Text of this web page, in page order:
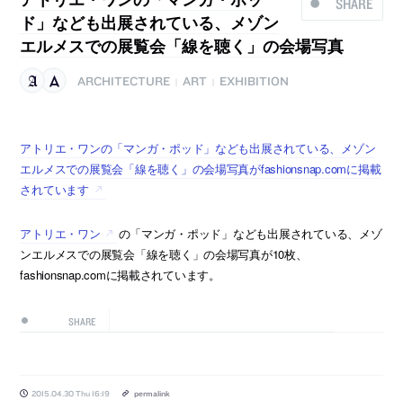
ド」なども出展されている、メゾン
エルメスでの展覧会「線を聴く」の会場写真
ARCHITECTURE ART EXHIBITION
アトリエ・ワンの「マンガ・ポッド」なども出展されている、メゾン
エルメスでの展覧会「線を聴く」の会場写真がfashionsnap.comに掲載
されています
アトリエ・ワン
の「マンガ・ポッド」なども出展されている、メゾ
ンエルメスでの展覧会「線を聴く」の会場写真が10枚、
fashionsnap.comに掲載されています。
SHARE
2015.04.30 Thu 16:19 permalink